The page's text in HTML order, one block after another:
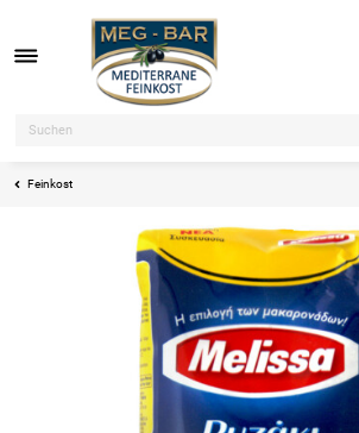
Feinkost